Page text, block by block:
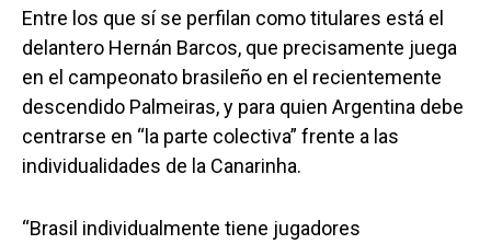
Entre los que sí se perfilan como titulares está el
delantero Hernán Barcos, que precisamente juega
en el campeonato brasileño en el recientemente
descendido Palmeiras, y para quien Argentina debe
centrarse en “la parte colectiva” frente a las
individualidades de la Canarinha.
“Brasil individualmente tiene jugadores